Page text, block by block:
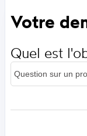
Votre
Quel est